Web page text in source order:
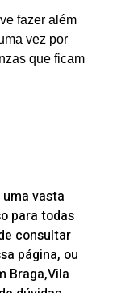
fazer além
vez por
que ficam
vasta
para todas
consultar
página, ou
Braga,Vila